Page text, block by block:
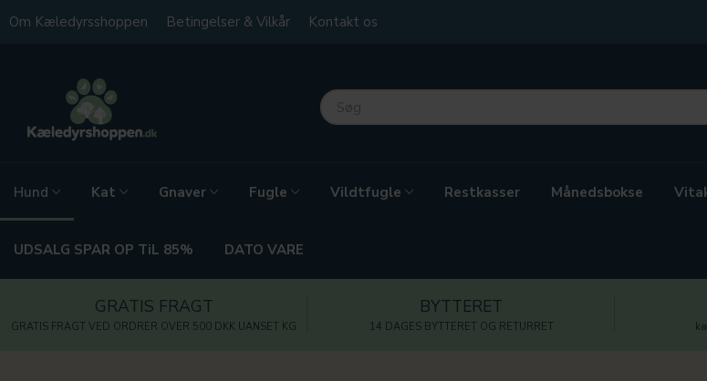
Om Kæledyrsshoppen Betingelser & Vilkår Kontakt os
Hund Kat Gnaver Fugle Vildtfugle Restkasser Månedsbokse
UDSALG SPAR OP TiL 85% DATO VARE
GRATIS FRAGT
GRATIS FRAGT VED ORDRER OVER 500 DKK UANSET KG
BYTTERET
14 DAGES BYTTERET OG RETURRET